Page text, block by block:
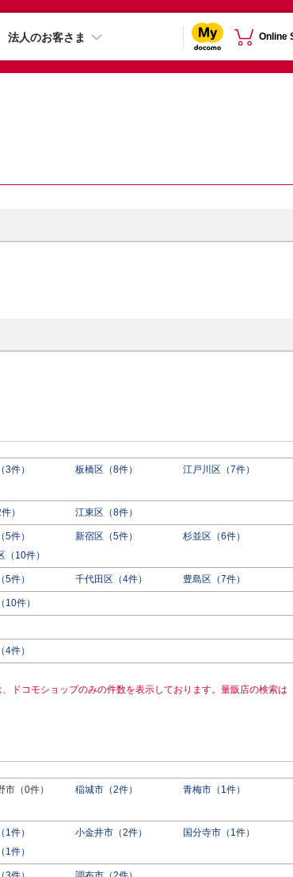
法人のお客さま Online
3件） 板橋区（8件）
江戸川区（7件）
） 江東区（8件）
5件） 新宿区（5件）
杉並区（6件）
（10件）
5件） 千代田区（4件） 豊島区（7件）
10件）
4件）
ドコモショップのみの件数を表示しております。量販店の検索は
市（0件） 稲城市（2件）
青梅市（1件）
1件） 小金井市（2件）
国分寺市（1件）
1件）